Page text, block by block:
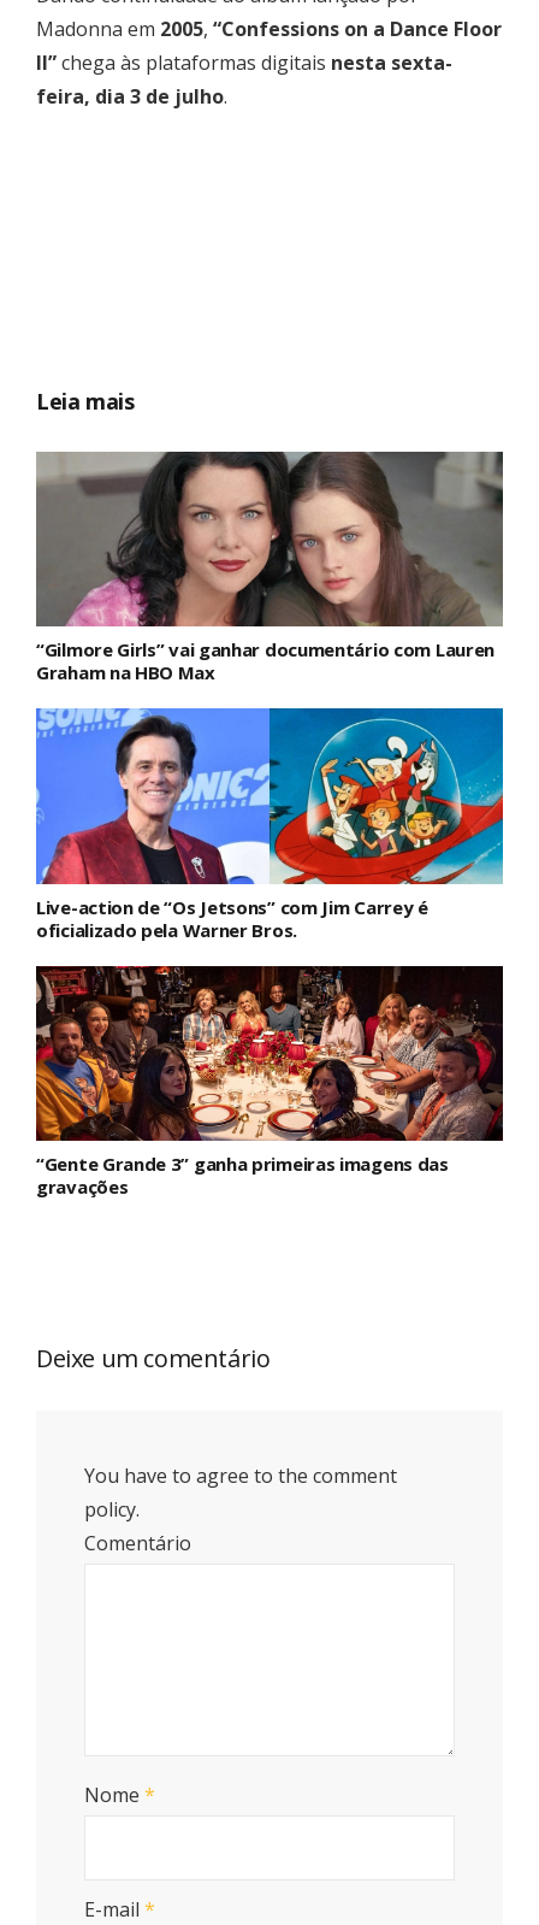
Madonna em 2005, “Confessions on a Dance Floor
II”chega às plataformas digitais nesta sexta-
feira, dia 3 de julho.
Leia mais
“Gilmore Girls” vai ganhar documentário com Lauren
Graham na HBO Max
Live-action de “Os Jetsons” com Jim Carrey é
oficializado pela Warner Bros.
“Gente Grande 3” ganha primeiras imagens das
gravações
Deixe um comentário
You have to agree to the comment
policy.
Comentário
Nome *
E-mail *